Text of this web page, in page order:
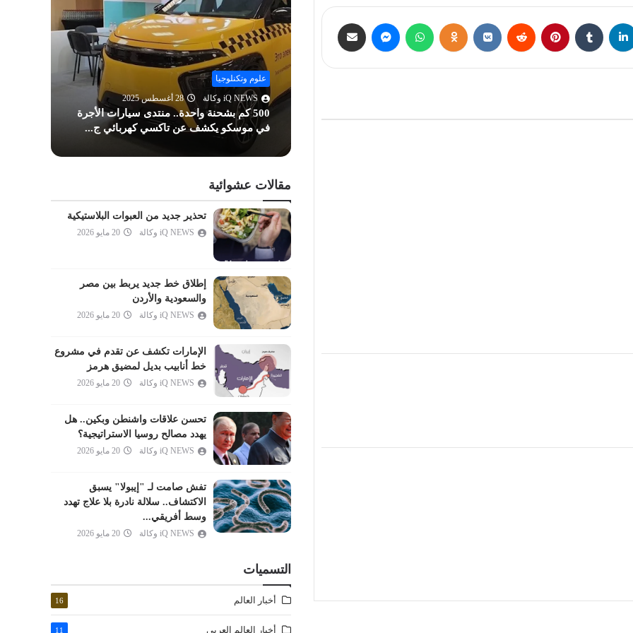
الحشر
الممتحنة
الصف
الجمعة
المنافقون
التغابن
الطلاق
التحريم
الملك
القلم
الحاقة
المعارج
نوح
الجن
المزمل
المدثر
القيامة
الإنسان
المرسلات
النبأ
النازعات
عبس
الانفطار
المطففين
الأعلى
الغاشية
علوم وتكنلوجيا
iQ NEWS وكالة
28 أغسطس 2025
500 كم بشحنة واحدة.. منتدى سيارات الأجرة
في موسكو يكشف عن تاكسي كهربائي ج...
مقالات عشوائية
تحذير جديد من العبوات البلاستيكية
iQ NEWS وكالة 20 مايو 2026
إطلاق خط جديد يربط بين مصر
والسعودية والأردن
iQ NEWS وكالة 20 مايو 2026
الإمارات تكشف عن تقدم في مشروع
خط أنابيب بديل لمضيق هرمز
iQ NEWS وكالة 20 مايو 2026
تحسن علاقات واشنطن وبكين.. هل
يهدد مصالح روسيا الاستراتيجية؟
iQ NEWS وكالة 20 مايو 2026
تفش صامت لـ "إيبولا" يسبق
الاكتشاف.. سلالة نادرة بلا علاج تهدد
وسط أفريقي...
iQ NEWS وكالة 20 مايو 2026
التسميات
أخبار العالم 16
أخبار العالم العربي 11